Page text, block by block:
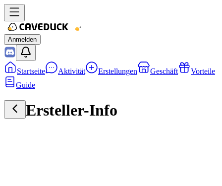
Anmelden
Startseite Aktivität Erstellungen Geschäft
Vorteile
Guide
Ersteller-Info